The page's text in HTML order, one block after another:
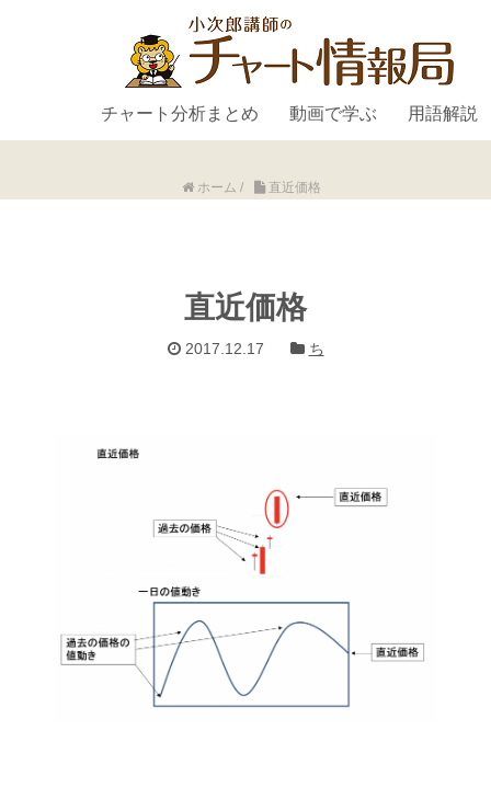
チャート分析まとめ 動画で学ぶ 用語解説
ホーム / 直近価格
直近価格
2017.12.17 ち